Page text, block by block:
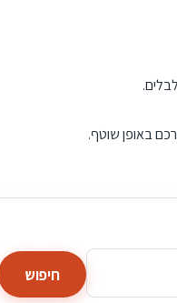
באופן שוטף.
חיפוש